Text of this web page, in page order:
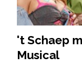
't Schaep
Musical